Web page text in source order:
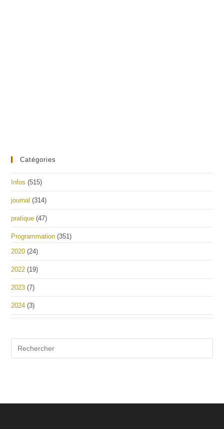
Catégories
Infos (515)
journal (314)
pratique (47)
Programmation (351)
2020 (24)
2022 (19)
2023 (7)
2024 (3)